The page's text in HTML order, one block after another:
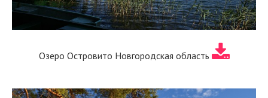
Озеро Островито Новгородская область